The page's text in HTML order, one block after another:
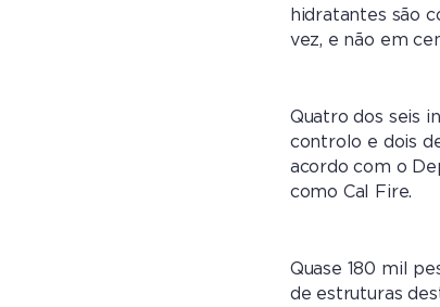
hidratantes são
vez, e não em
Quatro dos seis
controlo e dois
acordo com o
como Cal Fire.
Quase 180 mil
de estruturas